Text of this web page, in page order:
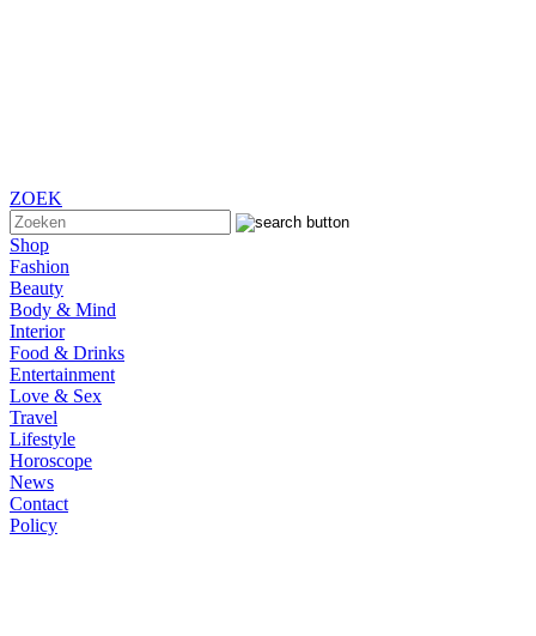
ZOEK
Shop
Fashion
Beauty
Body & Mind
Interior
Food & Drinks
Entertainment
Love & Sex
Travel
Lifestyle
Horoscope
News
Contact
Policy